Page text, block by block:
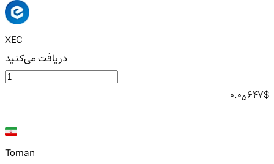
XEC
دریافت می‌کنید
0.05647$
Toman